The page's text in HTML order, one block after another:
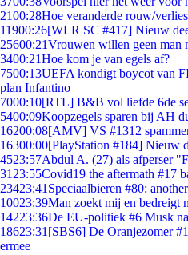
2100:28Hoe veranderde rouw/
11900:26[WLR SC #417] Nieuw
25600:21Vrouwen willen geen man
3400:21Hoe kom je van egels af?
7500:13UEFA kondigt boycot van
plan Infantino
7000:10[RTL] B&B vol liefde 6de
5400:09Koopzegels sparen bij AH
16200:08[AMV] VS #1312
16300:00[PlayStation #184] Nieuw
4523:57Abdul A. (27) als afperser
31 23:55Covid19 the aftermath #17
23423:41 Speciaalbieren #80:
10023:39Man zoekt mij en bedreigt
14223:36De EU-politiek #6 Musk
18623:31 [SBS6] De Oranjezomer
ermee